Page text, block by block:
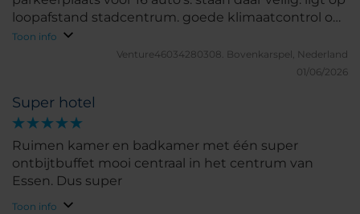
loopafstand stadcentrum. goede klimaatcontrol op
slaapkamer.
Toon info
Venture46034280308. Bovenkarspel, Nederland
01/06/2026
Super hotel
Ruimen kamer en badkamer met één super
ontbijtbuffet mooi centraal in het centrum van
Essen. Dus super
Toon info